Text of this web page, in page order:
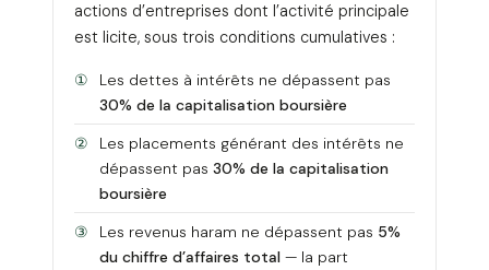
actions d’entreprises dont l’activité principale
est licite, sous trois conditions cumulatives :
①
Les dettes à intérêts ne dépassent pas
30% de la capitalisation boursière
②
Les placements générant des intérêts ne
dépassent pas 30% de la capitalisation
boursière
③
Les revenus haram ne dépassent pas 5%
du chiffre d’affaires total— la part